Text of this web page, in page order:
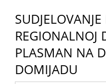
REGIONALNOJ
PLASMAN NA
DOMIJADU